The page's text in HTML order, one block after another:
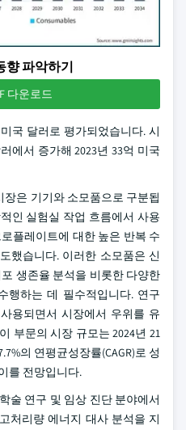
향 파악하기
다운로드
국 달러로 평가되었습니다. 시
에서 증가해 2023년 33억 미국
장은 기기와 소모품으로 구분됩
인 실험실 작업 흐름에서 사용
플레이트에 대한 높은 반복 수
했습니다. 이러한 소모품은 신
생존율 분석을 비롯한 다양한
행하는 데 필수적입니다. 연구
용되면서 시장에서 우위를 유
부문의 시장 규모는 2024년 21
의 연평균성장률(CAGR)로 성
를 전망입니다.
술 연구 및 임상 진단 분야에서
처리량 에너지 대사 분석을 지